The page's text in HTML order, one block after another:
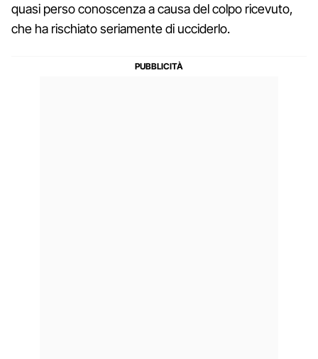
quasi perso conoscenza a causa del colpo ricevuto,
che ha rischiato seriamente di ucciderlo.